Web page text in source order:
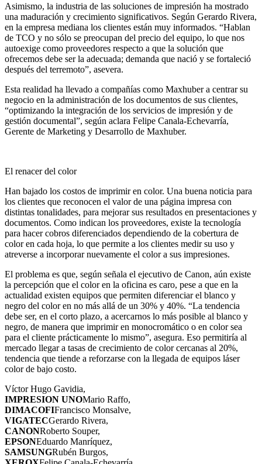
Asimismo, la industria de las soluciones de impresión ha mostrado
una maduración y crecimiento significativos. Según Gerardo Rivera,
en la empresa mediana los clientes están muy informados. “Hablan
de TCO y no sólo se preocupan del precio del equipo, lo que nos
autoexige como proveedores respecto a que la solución que
ofrecemos debe ser la adecuada; demanda que nació y se fortaleció
después del terremoto”, asevera.
Esta realidad ha llevado a compañías como Maxhuber a centrar su
negocio en la administración de los documentos de sus clientes,
“optimizando la integración de los servicios de impresión y de
gestión documental”, según aclara Felipe Canala-Echevarría,
Gerente de Marketing y Desarrollo de Maxhuber.
El renacer del color
Han bajado los costos de imprimir en color. Una buena noticia para
los clientes que reconocen el valor de una página impresa con
distintas tonalidades, para mejorar sus resultados en presentaciones y
documentos. Como indican los proveedores, existe la tecnología
para hacer cobros diferenciados dependiendo de la cobertura de
color en cada hoja, lo que permite a los clientes medir su uso y
atreverse a incorporar nuevamente el color a sus impresiones.
El problema es que, según señala el ejecutivo de Canon, aún existe
la percepción que el color en la oficina es caro, pese a que en la
actualidad existen equipos que permiten diferenciar el blanco y
negro del color en no más allá de un 30% y 40%. “La tendencia
debe ser, en el corto plazo, a acercarnos lo más posible al blanco y
negro, de manera que imprimir en monocromático o en color sea
para el cliente prácticamente lo mismo”, asegura. Eso permitiría al
mercado llegar a tasas de crecimiento de color cercanas al 20%,
tendencia que tiende a reforzarse con la llegada de equipos láser
color de bajo costo.
Víctor Hugo Gavidia,
IMPRESION UNOMario Raffo,
DIMACOFIFrancisco Monsalve,
VIGATECGerardo Rivera,
CANONRoberto Souper,
EPSONEduardo Manríquez,
SAMSUNGRubén Burgos,